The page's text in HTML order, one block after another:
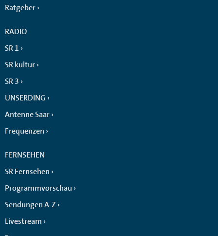
Ratgeber
RADIO
SR 1
SR kultur
SR 3
UNSERDING
Antenne Saar
Frequenzen
FERNSEHEN
SR Fernsehen
Programmvorschau
Sendungen A-Z
Livestream